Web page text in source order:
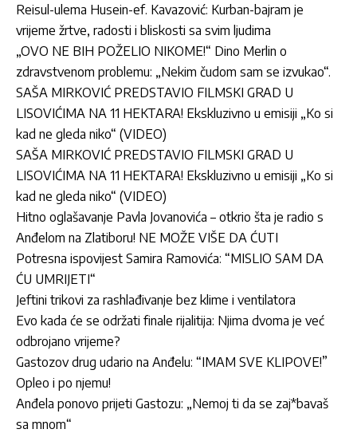
Reisul-ulema Husein-ef. Kavazović: Kurban-bajram je
vrijeme žrtve, radosti i bliskosti sa svim ljudima
„OVO NE BIH POŽELIO NIKOME!“ Dino Merlin o
zdravstvenom problemu: „Nekim čudom sam se izvukao“.
SAŠA MIRKOVIĆ PREDSTAVIO FILMSKI GRAD U
LISOVIĆIMA NA 11 HEKTARA! Ekskluzivno u emisiji „Ko si
kad ne gleda niko“ (VIDEO)
SAŠA MIRKOVIĆ PREDSTAVIO FILMSKI GRAD U
LISOVIĆIMA NA 11 HEKTARA! Ekskluzivno u emisiji „Ko si
kad ne gleda niko“ (VIDEO)
Hitno oglašavanje Pavla Jovanovića – otkrio šta je radio s
Anđelom na Zlatiboru! NE MOŽE VIŠE DA ĆUTI
Potresna ispovijest Samira Ramovića: “MISLIO SAM DA
ĆU UMRIJETI“
Jeftini trikovi za rashlađivanje bez klime i ventilatora
Evo kada će se održati finale rijalitija: Njima dvoma je već
odbrojano vrijeme?
Gastozov drug udario na Anđelu: “IMAM SVE KLIPOVE!”
Opleo i po njemu!
Anđela ponovo prijeti Gastozu: „Nemoj ti da se zaj*bavaš
sa mnom“